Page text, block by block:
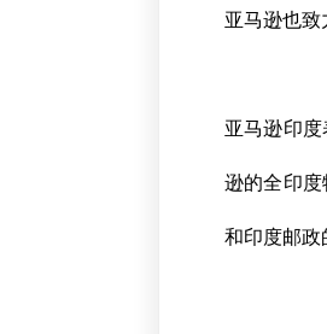
亚马逊也致
亚马逊印
逊的全印度
和印度邮政